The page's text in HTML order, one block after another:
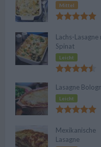
Mittel
Lachs-Lasagne
Spinat
Leicht
Lasagne
Leicht
Mexikanische
Lasagne